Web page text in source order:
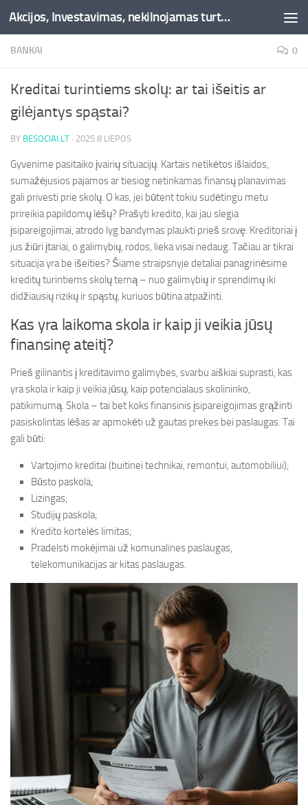
Skip to content Akcijos, Investavimas, nekilnojamas turtas, kriptovaliutos - Besociai.lt
BANKAI 0
Kreditai turintiems skolų: ar tai išeitis ar
gilėjantys spąstai?
BY BESOCIAI.LT · 2025 8 LIEPOS
Gyvenime pasitaiko įvairių situacijų. Kartais netikėtos išlaidos,
sumažėjusios pajamos ar tiesiog netinkamas finansų planavimas
gali privesti prie skolų. O kas, jei būtent tokiu sudėtingu metu
prireikia papildomų lėšų? Prašyti kredito, kai jau slegia
įsipareigojimai, atrodo lyg bandymas plaukti prieš srovę. Kreditoriai į
jus žiūri įtariai, o galimybių, rodos, lieka visai nedaug. Tačiau ar tikrai
situacija yra be išeities? Šiame straipsnyje detaliai panagrinėsime
kreditų turintiems skolų temą – nuo galimybių ir sprendimų iki
didžiausių rizikų ir spąstų, kuriuos būtina atpažinti.
Kas yra laikoma skola ir kaip ji veikia jūsų
finansinę ateitį?
Prieš gilinantis į kreditavimo galimybes, svarbu aiškiai suprasti, kas
yra skola ir kaip ji veikia jūsų, kaip potencialaus skolininko,
patikimumą. Skola – tai bet koks finansinis įsipareigojimas grąžinti
pasiskolintas lėšas ar apmokėti už gautas prekes bei paslaugas. Tai
gali būti:
Vartojimo kreditai (buitinei technikai, remontui, automobiliui);
Būsto paskola;
Lizingas;
Studijų paskola;
Kredito kortelės limitas;
Pradelsti mokėjimai už komunalines paslaugas,
telekomunikacijas ar kitas paslaugas.